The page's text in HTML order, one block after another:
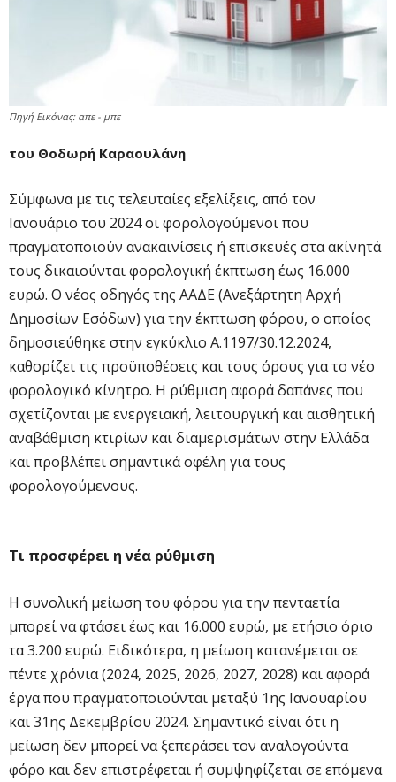
Πηγή Εικόνας: απε - μπε
του Θοδωρή Καραουλάνη
Σύμφωνα με τις τελευταίες εξελίξεις, από τον
Ιανουάριο του 2024 οι φορολογούμενοι που
πραγματοποιούν ανακαινίσεις ή επισκευές στα ακίνητά
τους δικαιούνται φορολογική έκπτωση έως 16.000
ευρώ. Ο νέος οδηγός της ΑΑΔΕ (Ανεξάρτητη Αρχή
Δημοσίων Εσόδων) για την έκπτωση φόρου, ο οποίος
δημοσιεύθηκε στην εγκύκλιο Α.1197/30.12.2024,
καθορίζει τις προϋποθέσεις και τους όρους για το νέο
φορολογικό κίνητρο. Η ρύθμιση αφορά δαπάνες που
σχετίζονται με ενεργειακή, λειτουργική και αισθητική
αναβάθμιση κτιρίων και διαμερισμάτων στην Ελλάδα
και προβλέπει σημαντικά οφέλη για τους
φορολογούμενους.
Τι προσφέρει η νέα ρύθμιση
Η συνολική μείωση του φόρου για την πενταετία
μπορεί να φτάσει έως και 16.000 ευρώ, με ετήσιο όριο
τα 3.200 ευρώ. Ειδικότερα, η μείωση κατανέμεται σε
πέντε χρόνια (2024, 2025, 2026, 2027, 2028) και αφορά
έργα που πραγματοποιούνται μεταξύ 1ης Ιανουαρίου
και 31ης Δεκεμβρίου 2024. Σημαντικό είναι ότι η
μείωση δεν μπορεί να ξεπεράσει τον αναλογούντα
φόρο και δεν επιστρέφεται ή συμψηφίζεται σε επόμενα